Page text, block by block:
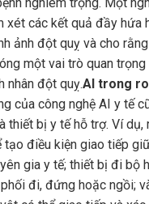
xét các kết quả đầy hứa
ảnh đột quỵ và cho
một vai trò quan
nhân đột quỵ.AI trong
của công nghệ AI y tế
thiết bị y tế hỗ trợ. Ví dụ,
tạo điều kiện giao tiếp
gia y tế; thiết bị đi bộ
đi, đứng hoặc ngồi;